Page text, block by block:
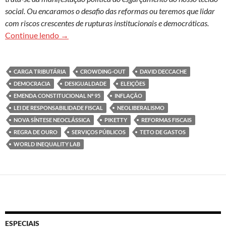
social. Ou encaramos o desafio das reformas ou teremos que lidar
com riscos crescentes de rupturas institucionais e democráticas.
Continue lendo Salvar a democracia exige reformas fiscais
→
CARGA TRIBUTÁRIA CROWDING-OUT
DAVID DECCACHE
DEMOCRACIA
DESIGUALDADE
ELEIÇÕES
EMENDA CONSTITUCIONAL Nº 95
INFLAÇÃO
LEI DE RESPONSABILIDADE FISCAL
NEOLIBERALISMO
NOVA SÍNTESE NEOCLÁSSICA
PIKETTY
REFORMAS FISCAIS
REGRA DE OURO
SERVIÇOS PÚBLICOS
TETO DE GASTOS
WORLD INEQUALITY LAB
ESPECIAIS